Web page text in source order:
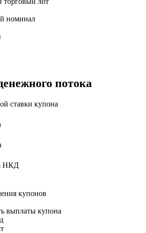
номинал
потока
ставки купона
НКД
купонов
выплаты купона